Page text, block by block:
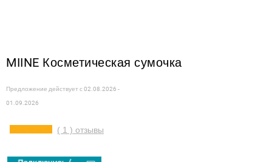
MIINE Косметическая сумочка
Предложение действует с02.08.2026 -
01.09.2026
( 1 ) отзывы